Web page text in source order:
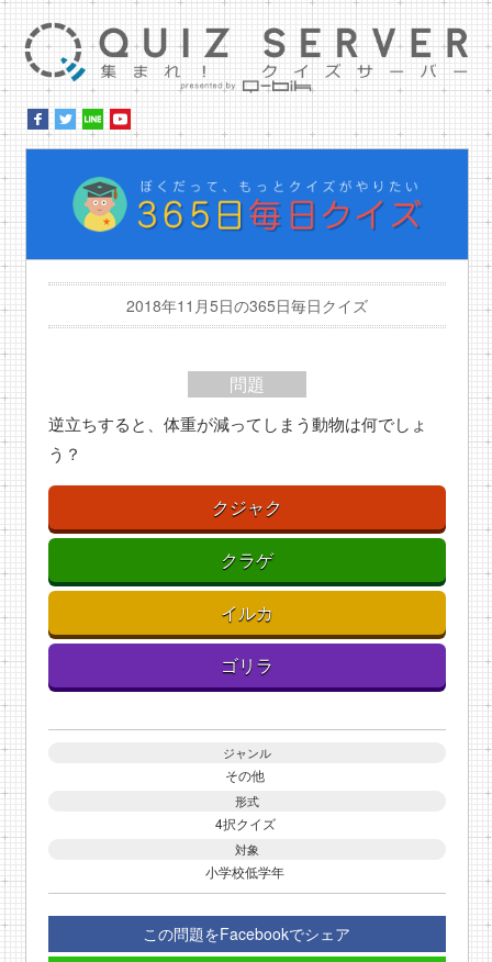
2018年11月5日の365日毎日クイズ
問題
逆立ちすると、体重が減ってしまう動物は何でしょ
う？
クジャク
クラゲ
イルカ
ゴリラ
ジャンル
その他
形式
4択クイズ
対象
小学校低学年
この問題をFacebookでシェア